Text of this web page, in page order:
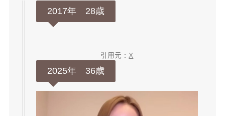
2017年 28歳
引用元：X
2025年 36歳